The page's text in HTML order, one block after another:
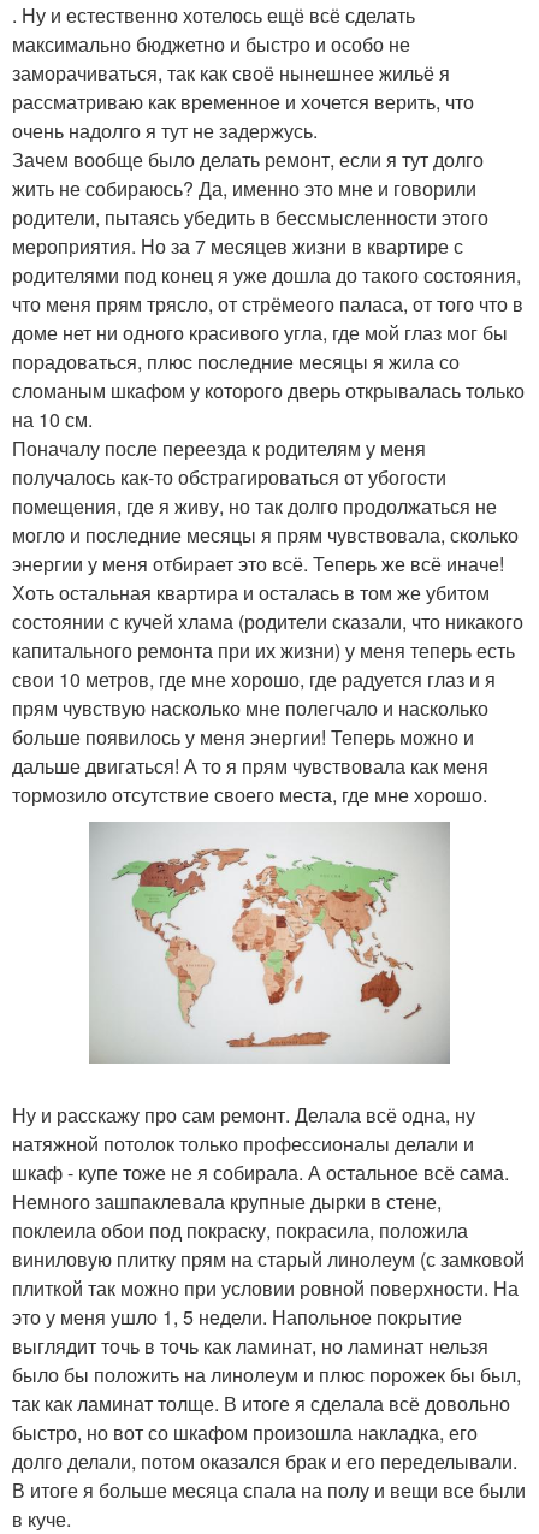
. Ну и естественно хотелось ещё всё сделать
максимально бюджетно и быстро и особо не
заморачиваться, так как своё нынешнее жильё я
рассматриваю как временное и хочется верить, что
очень надолго я тут не задержусь.
Зачем вообще было делать ремонт, если я тут долго
жить не собираюсь? Да, именно это мне и говорили
родители, пытаясь убедить в бессмысленности этого
мероприятия. Но за 7 месяцев жизни в квартире с
родителями под конец я уже дошла до такого состояния,
что меня прям трясло, от стрёмеого паласа, от того что в
доме нет ни одного красивого угла, где мой глаз мог бы
порадоваться, плюс последние месяцы я жила со
сломаным шкафом у которого дверь открывалась только
на 10 см.
Поначалу после переезда к родителям у меня
получалось как-то обстрагироваться от убогости
помещения, где я живу, но так долго продолжаться не
могло и последние месяцы я прям чувствовала, сколько
энергии у меня отбирает это всё. Теперь же всё иначе!
Хоть остальная квартира и осталась в том же убитом
состоянии с кучей хлама (родители сказали, что никакого
капитального ремонта при их жизни) у меня теперь есть
свои 10 метров, где мне хорошо, где радуется глаз и я
прям чувствую насколько мне полегчало и насколько
больше появилось у меня энергии! Теперь можно и
дальше двигаться! А то я прям чувствовала как меня
тормозило отсутствие своего места, где мне хорошо.
Ну и расскажу про сам ремонт. Делала всё одна, ну
натяжной потолок только профессионалы делали и
шкаф - купе тоже не я собирала. А остальное всё сама.
Немного зашпаклевала крупные дырки в стене,
поклеила обои под покраску, покрасила, положила
виниловую плитку прям на старый линолеум (с замковой
плиткой так можно при условии ровной поверхности. На
это у меня ушло 1, 5 недели. Напольное покрытие
выглядит точь в точь как ламинат, но ламинат нельзя
было бы положить на линолеум и плюс порожек бы был,
так как ламинат толще. В итоге я сделала всё довольно
быстро, но вот со шкафом произошла накладка, его
долго делали, потом оказался брак и его переделывали.
В итоге я больше месяца спала на полу и вещи все были
в куче.